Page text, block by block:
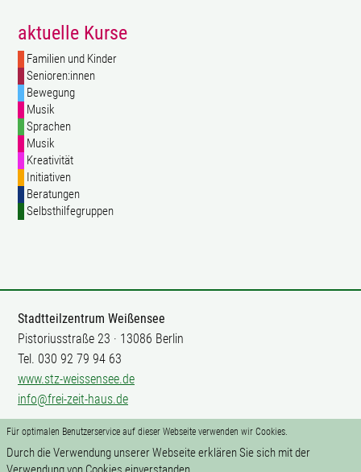
Für optimalen Benutzerservice auf dieser Webseite verwenden wir Cookies.
Durch die Verwendung unserer Webseite erklären Sie sich mit der
aktuelle Kurse
Familien und Kinder
Senioren:innen
Bewegung
Musik
Sprachen
Musik
Kreativität
Initiativen
Beratungen
Selbsthilfegruppen
Stadtteilzentrum Weißensee
Pistoriusstraße 23 · 13086 Berlin
Tel. 030 92 79 94 63
www.stz-weissensee.de
info@frei-zeit-haus.de
Mitarbeit
Impressum